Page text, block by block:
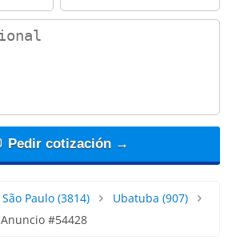
Pedir cotización →
São Paulo(3814) Ubatuba (907)
Anuncio #54428